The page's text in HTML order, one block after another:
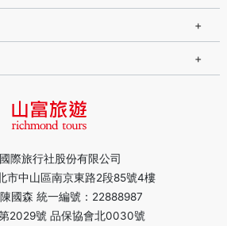
際旅行社股份有限公司
市中山區南京東路2段85號4樓
國森 統一編號：22888987
2029號 品保協會北0030號